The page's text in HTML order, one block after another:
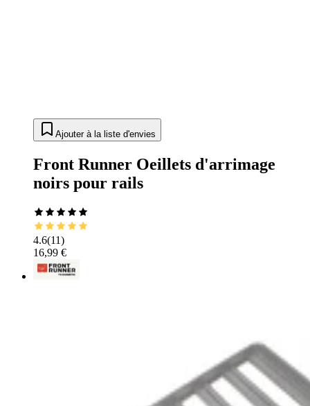
Ajouter à la liste d'envies
Front Runner Oeillets d'arrimage
noirs pour rails
4.6(11)
16,99 €